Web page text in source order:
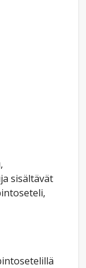
sisältävät